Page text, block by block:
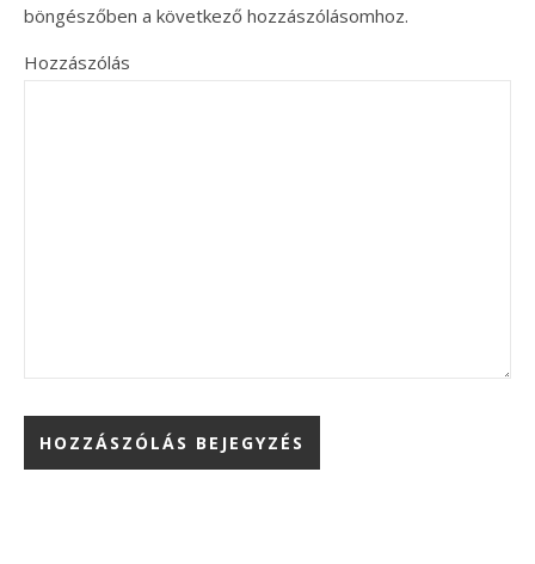
böngészőben a következő hozzászólásomhoz.
Hozzászólás